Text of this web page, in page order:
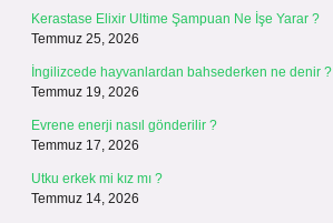
Kerastase Elixir Ultime Şampuan Ne İşe Yarar ?
Temmuz 25, 2026
İngilizcede hayvanlardan bahsederken ne denir ?
Temmuz 19, 2026
Evrene enerji nasıl gönderilir ?
Temmuz 17, 2026
Utku erkek mi kız mı ?
Temmuz 14, 2026